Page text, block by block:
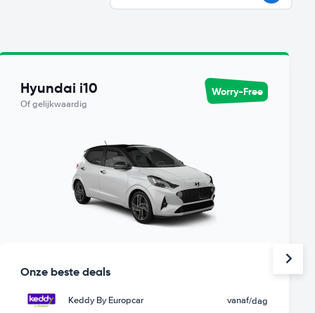
Hyundai i10
Of gelijkwaardig
Worry-Free
Onze beste deals
Keddy By Europcar vanaf/dag